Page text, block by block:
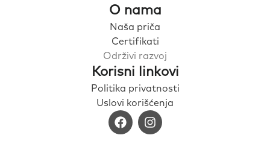
O nama
Naša priča
Certifikati
Održivi razvoj
Korisni linkovi
Politika privatnosti
Uslovi korišćenja